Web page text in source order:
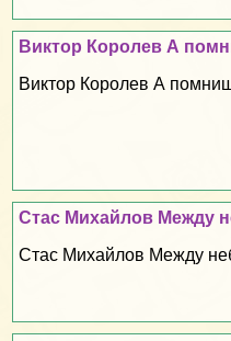
Виктор Королев А
Виктор Королев А
Стас Михайлов Между
Стас Михайлов Между